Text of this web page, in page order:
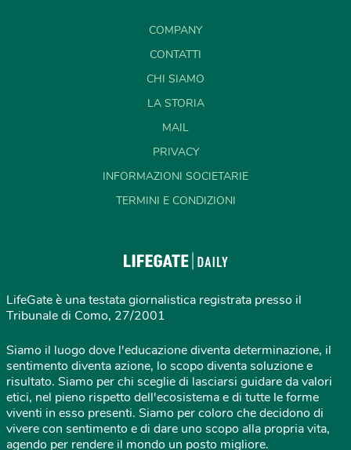
COMPANY
CONTATTI
CHI SIAMO
LA STORIA
MAIL
PRIVACY
INFORMAZIONI SOCIETARIE
TERMINI E CONDIZIONI
LifeGate è una testata giornalistica registrata presso il
Tribunale di Como, 27/2001
Siamo il luogo dove l'educazione diventa determinazione, il
sentimento diventa azione, lo scopo diventa soluzione e
risultato. Siamo per chi sceglie di lasciarsi guidare da valori
etici, nel pieno rispetto dell'ecosistema e di tutte le forme
viventi in esso presenti. Siamo per coloro che decidono di
vivere con sentimento e di dare uno scopo alla propria vita,
agendo per rendere il mondo un posto migliore.